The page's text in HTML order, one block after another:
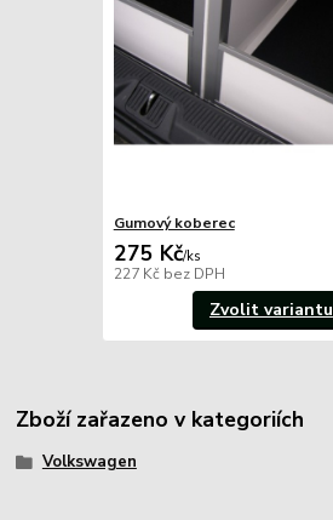
Gumový koberec
275 Kč/ks
227 Kč bez DPH
Zvolit variantu
Zboží zařazeno v kategoriích
Volkswagen